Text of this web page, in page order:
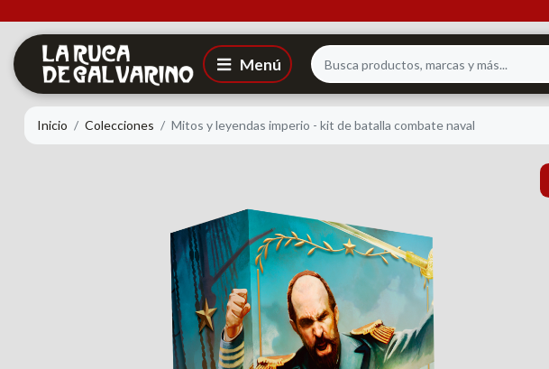
Inicio Colecciones Mitos y leyendas imperio - kit de batalla combate naval